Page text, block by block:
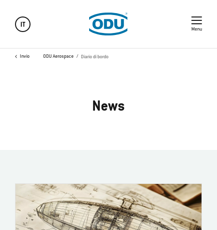
IT
Menu
Invio ODU Aerospace Diario di bordo
News